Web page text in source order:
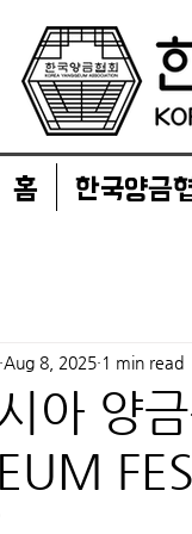
홈 한국양금
아 양
Aug 8, 2025 1 min read